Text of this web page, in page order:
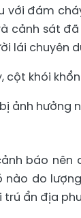
với đám
cảnh sát
lái chuyên
khói
ảnh hưởng
báo nên
do
trú ẩn địa